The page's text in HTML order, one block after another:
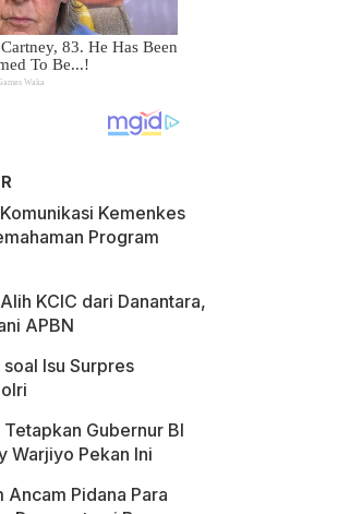
Kemenkes
Program
KCIC dari Danantara,
APBN
Isu Surpres
Gubernur BI
Warjiyo Pekan Ini
Ancam Pidana Para